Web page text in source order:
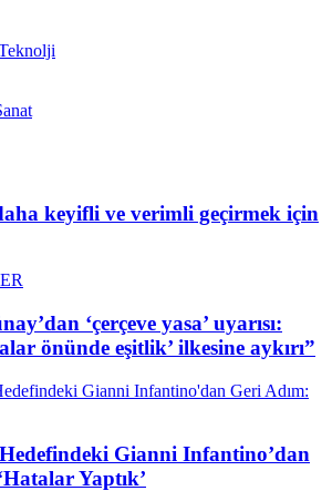
keyifli ve verimli geçirmek için
‘çerçeve yasa’ uyarısı:
önünde eşitlik’ ilkesine aykırı”
Gianni Infantino’dan
Yaptık’